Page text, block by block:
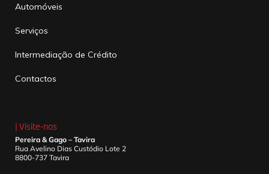
Automóveis
Serviços
Intermediação de Crédito
Contactos
| Visite-nos
Pereira & Gago – Tavira
Rua Avelino Dias Custódio Lote 2
8800-737 Tavira